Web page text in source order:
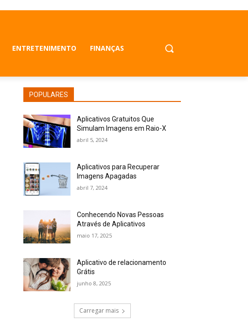
ENTRETENIMENTO FINANÇAS
POPULARES
Aplicativos Gratuitos Que
Simulam Imagens em Raio-X
abril 5, 2024
Aplicativos para Recuperar
Imagens Apagadas
abril 7, 2024
Conhecendo Novas Pessoas
Através de Aplicativos
maio 17, 2025
Aplicativo de relacionamento
Grátis
junho 8, 2025
Carregar mais